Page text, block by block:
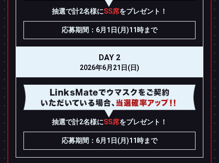
抽選で計2名様にSS席をプレゼント！
応募期間：6月1日(月)11時まで
DAY 2
2026年6月21日(日)
抽選で計2名様にSS席をプレゼント！
応募期間：6月1日(月)11時まで